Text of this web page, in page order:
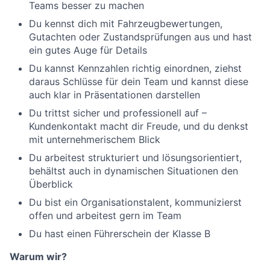
Teams besser zu machen
Du kennst dich mit Fahrzeugbewertungen,
Gutachten oder Zustandsprüfungen aus und hast
ein gutes Auge für Details
Du kannst Kennzahlen richtig einordnen, ziehst
daraus Schlüsse für dein Team und kannst diese
auch klar in Präsentationen darstellen
Du trittst sicher und professionell auf –
Kundenkontakt macht dir Freude, und du denkst
mit unternehmerischem Blick
Du arbeitest strukturiert und lösungsorientiert,
behältst auch in dynamischen Situationen den
Überblick
Du bist ein Organisationstalent, kommunizierst
offen und arbeitest gern im Team
Du hast einen Führerschein der Klasse B
Warum wir?